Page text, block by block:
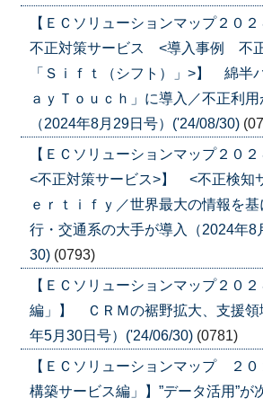
【ＥＣソリューションマップ２
不正対策サービス <導入事例 不
「Ｓｉｆｔ（シフト）」>】 綿半
ａｙＴｏｕｃｈ」に導入／不正利
（2024年8月29日号）('24/08/30)
【ＥＣソリューションマップ２
<不正対策サービス>】 <不正検知
ｅｒｔｉｆｙ／世界最大の情報を
行・交通系の大手が導入（2024年8
30) (0793)
【ＥＣソリューションマップ２０
編」】 ＣＲＭの裾野拡大、支援領
年5月30日号）('24/06/30) (0781)
【ＥＣソリューションマップ ２０
構築サービス編」】”データ活用”が